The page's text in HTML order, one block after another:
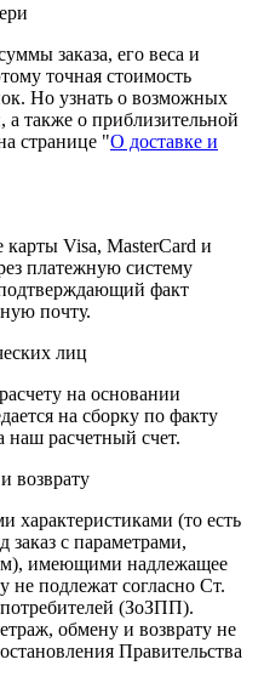
заказа, его веса и
точная стоимость
Но узнать о возможных
а также о приблизительной
странице "О доставке и
Visa, MasterCard и
платежную систему
факт
почту.
лиц
на основании
на сборку по факту
наш расчетный счет.
возврату
характеристиками (то есть
заказ с параметрами,
имеющими надлежащее
не подлежат согласно Ст.
(ЗоЗПП).
обмену и возврату не
Правительства